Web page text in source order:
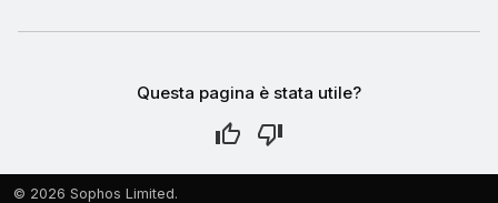
Questa pagina è stata utile?
© 2026 Sophos Limited.